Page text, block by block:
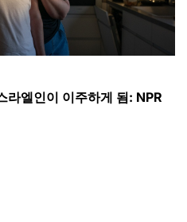
라엘인이 이주하게 됨: NPR